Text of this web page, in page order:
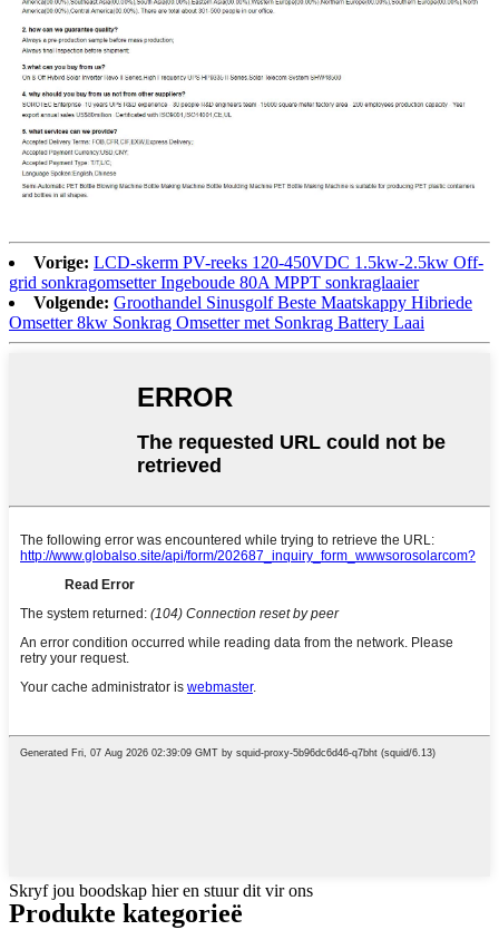
Vorige: LCD-skerm PV-reeks 120-450VDC 1.5kw-2.5kw Off-
grid sonkragomsetter Ingeboude 80A MPPT sonkraglaaier
Volgende: Groothandel Sinusgolf Beste Maatskappy Hibriede
Omsetter 8kw Sonkrag Omsetter met Sonkrag Battery Laai
Skryf jou boodskap hier en stuur dit vir ons
Produkte kategorieë